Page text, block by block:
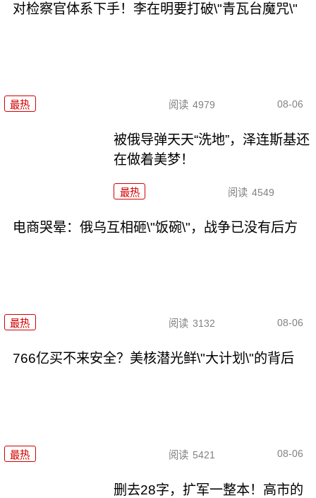
对检察官体系下手！李在明要打破\"青瓦台魔咒\"
最热 阅读 4979 08-06
被俄导弹天天“洗地”，泽连斯基还
在做着美梦！
最热 阅读 4549
电商哭晕：俄乌互相砸\"饭碗\"，战争已没有后方
最热 阅读 3132 08-06
766亿买不来安全？美核潜光鲜\"大计划\"的背后
最热 阅读 5421 08-06
删去28字，扩军一整本！高市的